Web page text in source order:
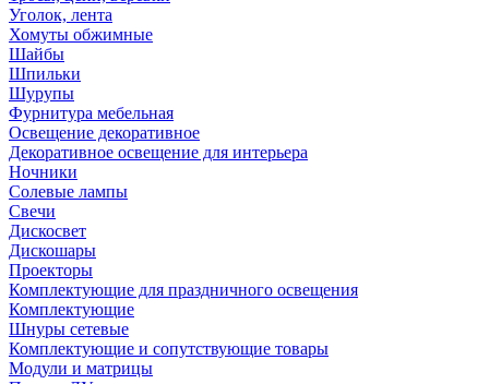
Уголок, лента
Хомуты обжимные
Шайбы
Шпильки
Шурупы
Фурнитура мебельная
Освещение декоративное
Декоративное освещение для интерьера
Ночники
Солевые лампы
Свечи
Дискосвет
Дискошары
Проекторы
Комплектующие для праздничного освещения
Комплектующие
Шнуры сетевые
Комплектующие и сопутствующие товары
Модули и матрицы